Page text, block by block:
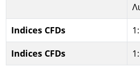
Indices CFDs
Indices CFDs